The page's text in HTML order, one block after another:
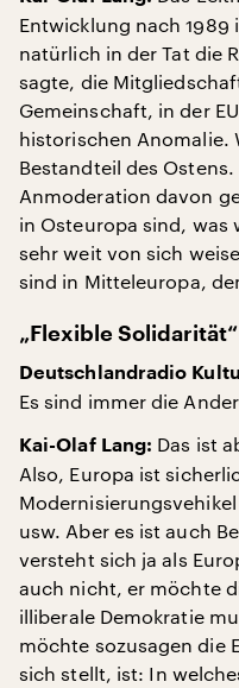
Entwicklung nach 1989
natürlich in der Tat die
sagte, die
Gemeinschaft, in der
historischen Anomalie.
Bestandteil des
Anmoderation davon
in Osteuropa sind, was
sehr weit von sich
sind in Mitteleuropa,
„Flexible Solidarität“
Deutschlandradio
Es sind immer die
Kai-Olaf Lang: Das ist
Also, Europa ist
usw. Aber es ist auch
versteht sich ja als
auch nicht, er möchte
illiberale Demokratie
möchte sozusagen die
sich stellt, ist: In